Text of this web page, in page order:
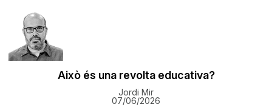
Això és una revolta educativa?
Jordi Mir
07/06/2026